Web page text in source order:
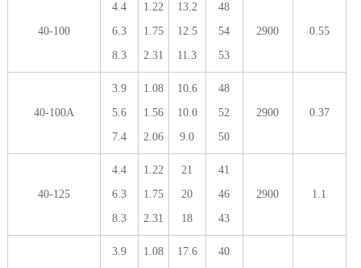
40-100
4.4
6.3
8.3
1.22
1.75
2.31
13.2
12.5
11.3
48
54
53
2900 0.55
40-100A
3.9
5.6
7.4
1.08
1.56
2.06
10.6
10.0
9.0
48
52
50
2900 0.37
40-125
4.4
6.3
8.3
1.22
1.75
2.31
21
20
18
41
46
43
2900 1.1
3.9
1.08
17.6
40